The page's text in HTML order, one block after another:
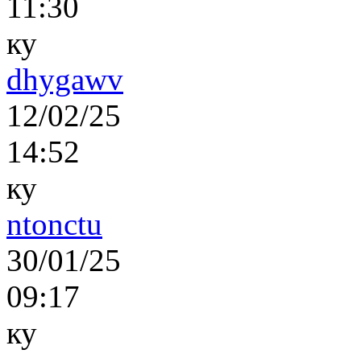
ку
dhygawv
12/02/25
14:52
ку
ntonctu
30/01/25
09:17
ку